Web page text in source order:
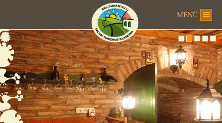
MENÜ